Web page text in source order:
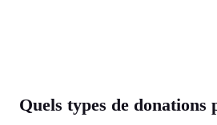
Quels types de donations